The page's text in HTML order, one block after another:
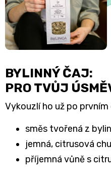
BYLINNÝ ČAJ:
PRO TVŮJ
Vykouzlí ho už po prvním
směs tvořená z
jemná, citrusová
příjemná vůně s